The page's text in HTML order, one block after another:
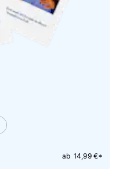
ab 14,99 €*